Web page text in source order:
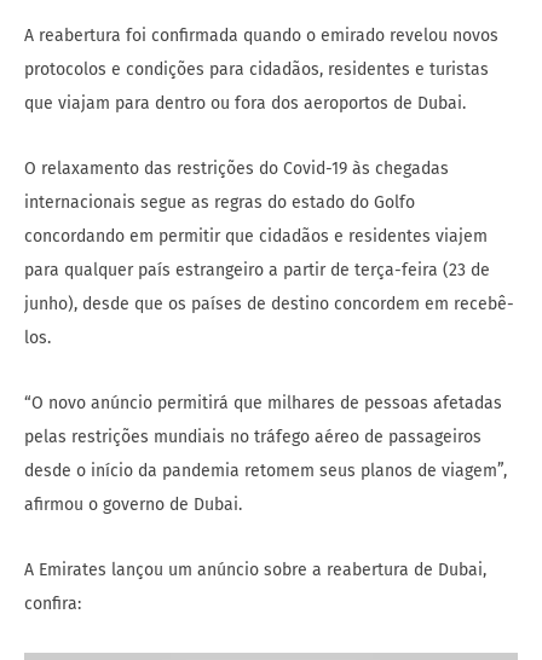
A reabertura foi confirmada quando o emirado revelou novos
protocolos e condições para cidadãos, residentes e turistas
que viajam para dentro ou fora dos aeroportos de Dubai.
O relaxamento das restrições do Covid-19 às chegadas
internacionais segue as regras do estado do Golfo
concordando em permitir que cidadãos e residentes viajem
para qualquer país estrangeiro a partir de terça-feira (23 de
junho), desde que os países de destino concordem em recebê-
los.
“O novo anúncio permitirá que milhares de pessoas afetadas
pelas restrições mundiais no tráfego aéreo de passageiros
desde o início da pandemia retomem seus planos de viagem”,
afirmou o governo de Dubai.
A Emirates lançou um anúncio sobre a reabertura de Dubai,
confira: